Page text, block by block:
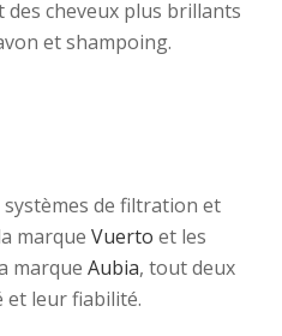
des cheveux plus brillants
et shampoing.
de filtration et
marque Vuerto et les
marque Aubia, tout deux
et leur fiabilité.